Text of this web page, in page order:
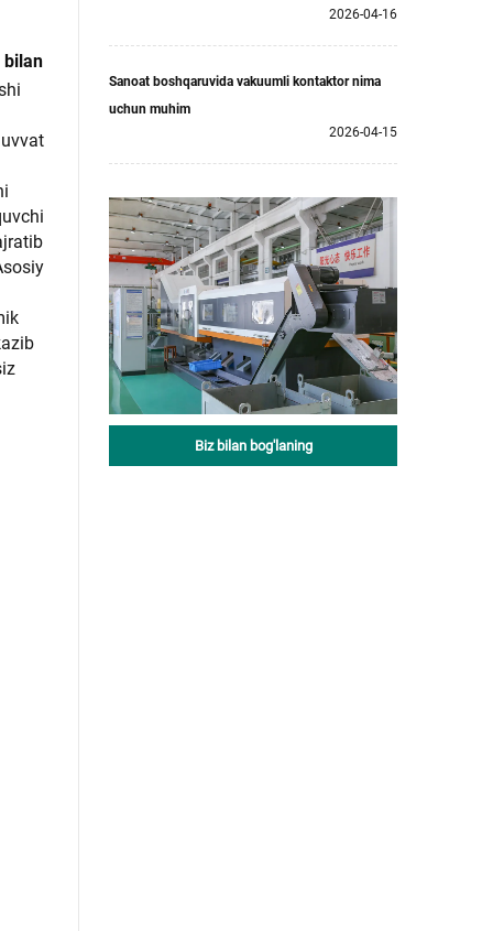
bilan
2026-04-16
Sanoat boshqaruvida vakuumli kontaktor nima
uchun muhim
2026-04-15
Biz bilan bog'laning